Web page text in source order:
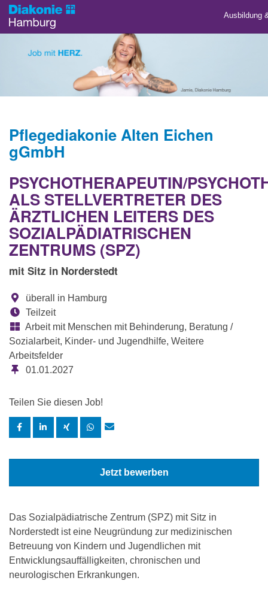
Ausbildung
Pflegediakonie Alten Eichen
gGmbH
PSYCHOTHERAPEUTIN/
ALS STELLVERTRETER DES
ÄRZTLICHEN LEITERS DES
SOZIALPÄDIATRISCHEN
ZENTRUMS (SPZ)
mit Sitz in Norderstedt
überall in Hamburg
Teilzeit
Arbeit mit Menschen mit Behinderung, Beratung /
Sozialarbeit, Kinder- und Jugendhilfe, Weitere
Arbeitsfelder
01.01.2027
Teilen Sie diesen Job!
Jetzt bewerben
Das Sozialpädiatrische Zentrum (SPZ) mit Sitz in
Norderstedt ist eine Neugründung zur medizinischen
Betreuung von Kindern und Jugendlichen mit
Entwicklungsauffälligkeiten, chronischen und
neurologischen Erkrankungen.